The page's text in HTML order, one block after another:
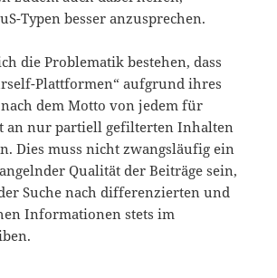
Typen besser anzusprechen.
die Problematik bestehen, dass
Plattformen“ aufgrund ihres
dem Motto von jedem für
an nur partiell gefilterten Inhalten
Dies muss nicht zwangsläufig ein
Qualität der Beiträge sein,
Suche nach differenzierten und
Informationen stets im